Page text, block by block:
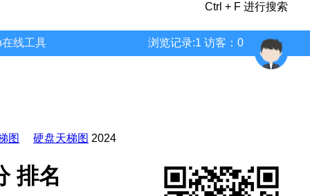
Ctrl + F 进行搜索
线工具 浏览记录:1 访客：0
图 硬盘天梯图 2024
排名